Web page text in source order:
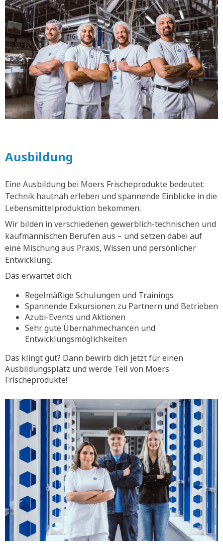
Ausbildung
Eine Ausbildung bei Moers Frischeprodukte bedeutet:
Technik hautnah erleben und spannende Einblicke in die
Lebensmittelproduktion bekommen.
Wir bilden in verschiedenen gewerblich-technischen und
kaufmännischen Berufen aus – und setzen dabei auf
eine Mischung aus Praxis, Wissen und persönlicher
Entwicklung.
Das erwartet dich:
Regelmäßige Schulungen und Trainings
Spannende Exkursionen zu Partnern und Betrieben
Azubi-Events und Aktionen
Sehr gute Übernahmechancen und
Entwicklungsmöglichkeiten
Das klingt gut? Dann bewirb dich jetzt für einen
Ausbildungsplatz und werde Teil von Moers
Frischeprodukte!